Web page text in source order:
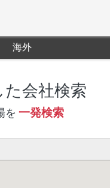
海外
会社検索
を 一発検索